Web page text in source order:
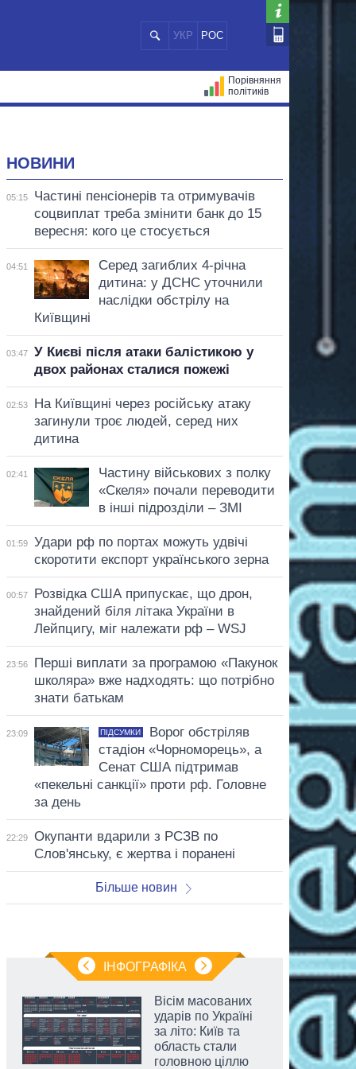
УКР РОС
Порівняння
політиків
НОВИНИ
05:15
Частині пенсіонерів та отримувачів
соцвиплат треба змінити банк до 15
вересня: кого це стосується
04:51
Серед загиблих 4-річна
дитина: у ДСНС уточнили
наслідки обстрілу на
Київщині
03:47
У Києві після атаки балістикою у
двох районах сталися пожежі
02:53
На Київщині через російську атаку
загинули троє людей, серед них
дитина
02:41
Частину військових з полку
«Скеля» почали переводити
в інші підрозділи – ЗМІ
01:59
Удари рф по портах можуть удвічі
скоротити експорт українського зерна
00:57
Розвідка США припускає, що дрон,
знайдений біля літака України в
Лейпцигу, міг належати рф – WSJ
23:56
Перші виплати за програмою «Пакунок
школяра» вже надходять: що потрібно
знати батькам
23:09 ПІДСУМКИ
Ворог обстріляв
стадіон «Чорноморець», а
Сенат США підтримав
«пекельні санкції» проти рф. Головне
за день
22:29
Окупанти вдарили з РСЗВ по
Слов'янську, є жертва і поранені
Більше новин
ІНФОГРАФІКА
Вісім масованих
ударів по Україні
за літо: Київ та
область стали
головною ціллю